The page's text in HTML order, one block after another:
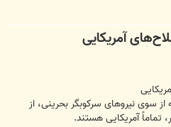
آمریکایی
سوی نیروهای سرکوبگر بحرینی، از
آمریکایی هستند.